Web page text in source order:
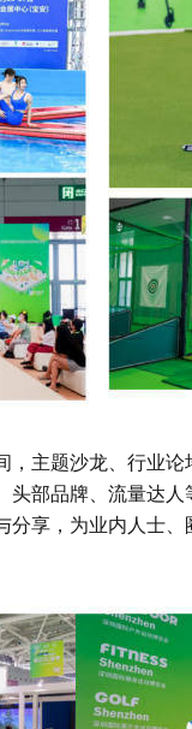
，主题沙龙、行业
头部品牌、流量达
分享，为业内人士